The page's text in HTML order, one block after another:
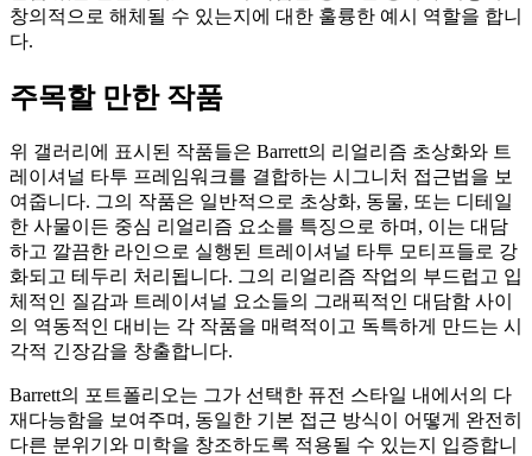
창의적으로 해체될 수 있는지에 대한 훌륭한 예시 역할을 합니
다.
주목할 만한 작품
위 갤러리에 표시된 작품들은 Barrett의 리얼리즘 초상화와 트
레이셔널 타투 프레임워크를 결합하는 시그니처 접근법을 보
여줍니다. 그의 작품은 일반적으로 초상화, 동물, 또는 디테일
한 사물이든 중심 리얼리즘 요소를 특징으로 하며, 이는 대담
하고 깔끔한 라인으로 실행된 트레이셔널 타투 모티프들로 강
화되고 테두리 처리됩니다. 그의 리얼리즘 작업의 부드럽고 입
체적인 질감과 트레이셔널 요소들의 그래픽적인 대담함 사이
의 역동적인 대비는 각 작품을 매력적이고 독특하게 만드는 시
각적 긴장감을 창출합니다.
Barrett의 포트폴리오는 그가 선택한 퓨전 스타일 내에서의 다
재다능함을 보여주며, 동일한 기본 접근 방식이 어떻게 완전히
다른 분위기와 미학을 창조하도록 적용될 수 있는지 입증합니